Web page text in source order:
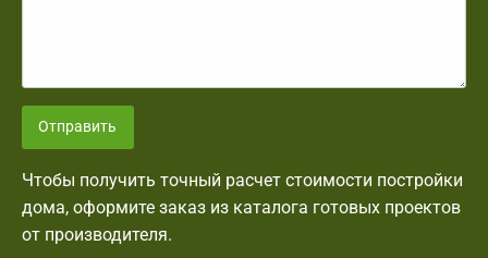
Отправить
Чтобы получить точный расчет стоимости постройки
дома, оформите заказ из каталога готовых проектов
от производителя.